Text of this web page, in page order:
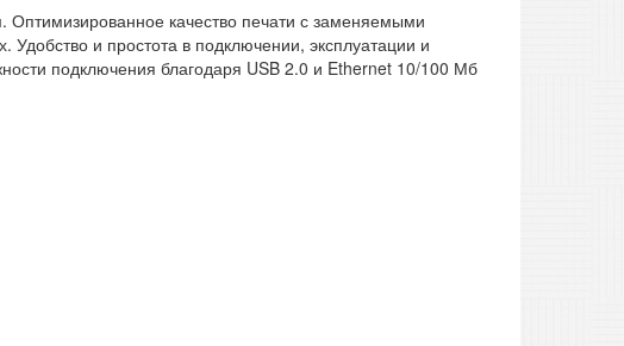
качество печати с заменяемыми
и простота в подключении, эксплуатации и
подключения благодаря USB 2.0 и Ethernet 10/100 Мб